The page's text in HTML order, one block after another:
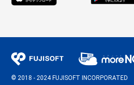
© 2018 - 2024 FUJISOFT INCORPORATED